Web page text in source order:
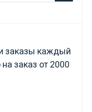
заказы каждый
заказ от 2000